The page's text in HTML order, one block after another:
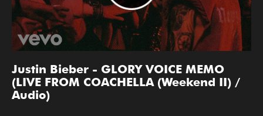
Justin Bieber - GLORY VOICE MEMO
(LIVE FROM COACHELLA (Weekend II) /
Audio)